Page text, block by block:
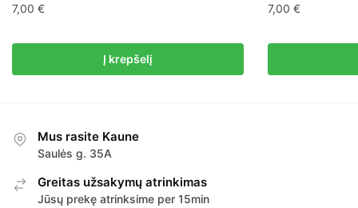
7,00 €
Į krepšelį
7,00 €
Mus rasite Kaune
Saulės g. 35A
Greitas užsakymų atrinkimas
Jūsų prekę atrinksime per 15min